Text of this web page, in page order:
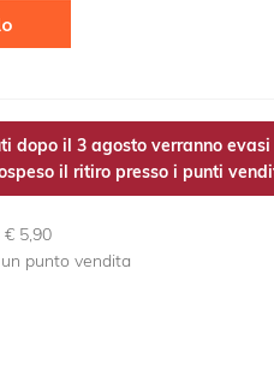
dopo il 3 agosto verranno
il ritiro presso i punti
5,90
punto vendita